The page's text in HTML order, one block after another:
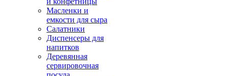
Масленки и
емкости для сыра
Салатники
Диспенсеры для
напитков
Деревянная
сервировочная